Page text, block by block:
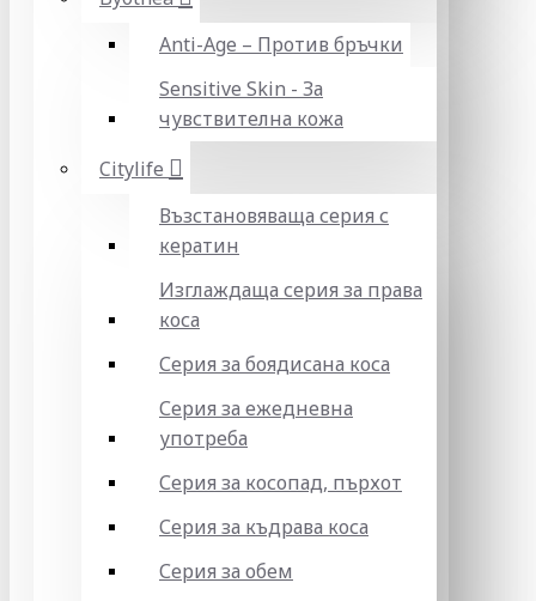
Anti-Age – Против бръчки
Sensitive Skin - За
чувствителна кожа
Citylife
Възстановяваща серия с
кератин
Изглаждаща серия за права
коса
Серия за боядисана коса
Серия за ежедневна
употреба
Серия за косопад, пърхот
Серия за къдрава коса
Серия за обем